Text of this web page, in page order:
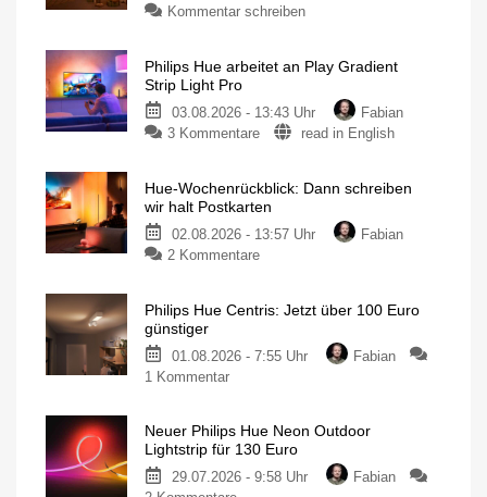
Kommentar schreiben
Philips Hue arbeitet an Play Gradient
Strip Light Pro
03.08.2026 - 13:43 Uhr
Fabian
3 Kommentare
read in English
Hue-Wochenrückblick: Dann schreiben
wir halt Postkarten
02.08.2026 - 13:57 Uhr
Fabian
2 Kommentare
Philips Hue Centris: Jetzt über 100 Euro
günstiger
01.08.2026 - 7:55 Uhr
Fabian
1 Kommentar
Neuer Philips Hue Neon Outdoor
Lightstrip für 130 Euro
29.07.2026 - 9:58 Uhr
Fabian